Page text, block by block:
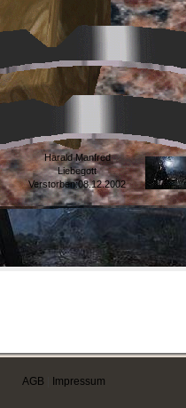
Harald Manfred
Liebegott
Verstorben:08.12.2002
AGB Impressum